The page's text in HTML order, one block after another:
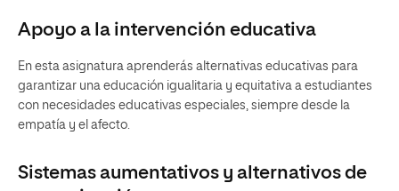
Apoyo a la intervención educativa
En esta asignatura aprenderás alternativas educativas para
garantizar una educación igualitaria y equitativa a estudiantes
con necesidades educativas especiales, siempre desde la
empatía y el afecto.
Sistemas aumentativos y alternativos de